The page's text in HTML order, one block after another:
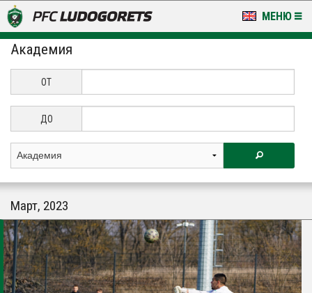
МЕНЮ
НОВИНИ & ГАЛЕРИИ
LUDOGORETS TV
СТАДИОН & БАЗИ
ЗА ФЕНОВЕ
Академия
ОТ
ДО
Март, 2023